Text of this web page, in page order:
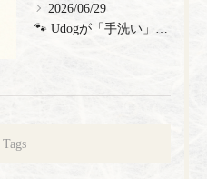
2026/06/29
Tags